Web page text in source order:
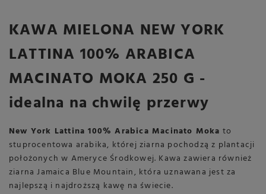
KAWA MIELONA NEW YORK
LATTINA 100% ARABICA
MACINATO MOKA 250 G -
idealna na chwilę przerwy
New York Lattina 100% Arabica Macinato Moka to
stuprocentowa arabika, której ziarna pochodzą z plantacji
położonych w Ameryce Środkowej. Kawa zawiera również
ziarna Jamaica Blue Mountain, która uznawana jest za
najlepszą i najdroższą kawę na świecie.